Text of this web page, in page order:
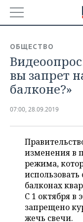
БАШКОРТОСТАН
ТАТАРСТАН
НОВОСТИ
АНАЛИТИКА
ДЕКЛАРАЦИИ О
КОРОЛИ
ВУЗЫ
КОМУ
ТОРГОВЫЕ
ТАТАРСТАНА
НОВОСТИ
ФИНАНСЫ
БАНКИ
БЮДЖЕТ
ИНВЕСТИЦИИ
НОВОСТИ
АГРОПРОМ
НЕДВИЖИМОСТЬ
НОВОСТИ
АВТО
НОВОСТИ АВТО
БИЗНЕС
НОВОСТИ БИЗНЕСА
ТЕХНОЛОГИИ
ОБЩЕСТВО
вы запрет
балконе?»
07:00, 28.09.2019
изменения в
режима,
балконах
С 1 октября в
запрещено
жечь свечи.